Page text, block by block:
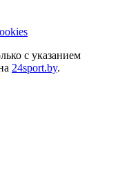
с указанием
24sport.by.